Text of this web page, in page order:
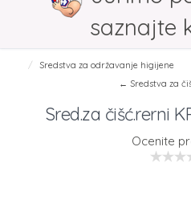
saznajte
Sredstva za održavanje higijene
← Sredstva za
Sred.za čišć.rerni
Ocenite